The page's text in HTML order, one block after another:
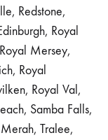
Redstone,
Royal
Mersey,
Royal
Royal Val,
Samba Falls,
Tralee,